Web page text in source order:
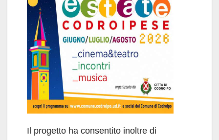
Il progetto ha consentito inoltre di